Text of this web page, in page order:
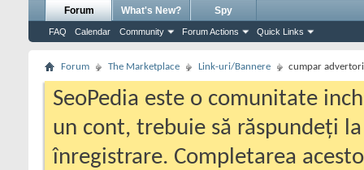
Forum
FAQ Calendar Community Forum Actions Quick Links
What's New? Spy
Forum The Marketplace Link-uri/Bannere cumpar
SeoPedia este o comunitate
un cont, trebuie să răspundeți
înregistrare. Completarea